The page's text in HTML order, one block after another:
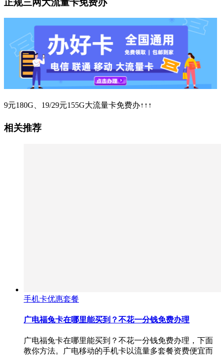
9元180G、19/29元155G大流量卡免费办↑↑↑
相关推荐
手机卡优惠套餐
广电福兔卡在哪里能买到？不花一分钱免费办理
广电福兔卡在哪里能买到？不花一分钱免费办理，下面
教你方法。广电移动的手机卡以流量多套餐资费便宜而